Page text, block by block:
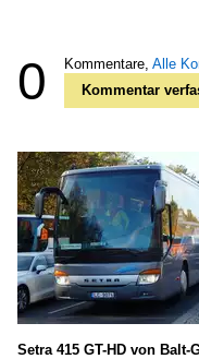
0 Kommentare, Alle
Kommentar
Setra 415 GT-HD von